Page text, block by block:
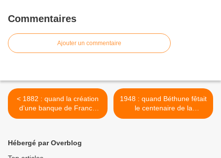
Commentaires
Ajouter un commentaire
< 1882 : quand la création
d’une banque de France
était à l’ordre du jour
1948 : quand Béthune fêtait
le centenaire de la
Révolution >
Hébergé par Overblog